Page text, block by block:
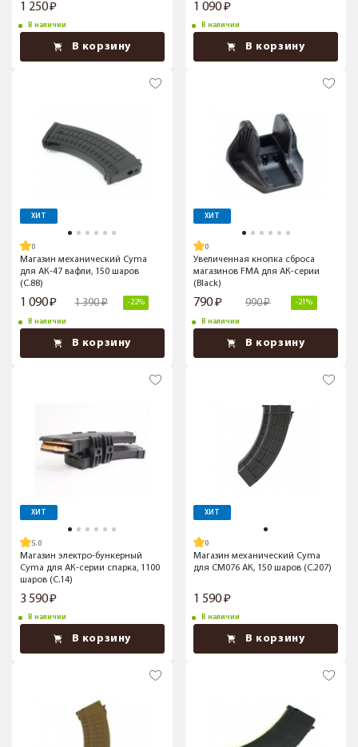
1 250
В наличии
В корзину
1 090
В наличии
В корзину
ХИТ
Магазин механический Cyma
для АК-47 вафли, 150 шаров
(C.88)
1 090 1 390 -22%
В наличии
В корзину
ХИТ
Увеличенная кнопка сброса
магазинов FMA для АК-серии
(Black)
790 990 -21%
В наличии
В корзину
ХИТ
5.0
Магазин электро-бункерный
Cyma для АК-серии спарка, 1100
шаров (C.14)
3 590
В наличии
В корзину
ХИТ
Магазин механический Cyma
для CM076 АК, 150 шаров (C.207)
1 590
В наличии
В корзину